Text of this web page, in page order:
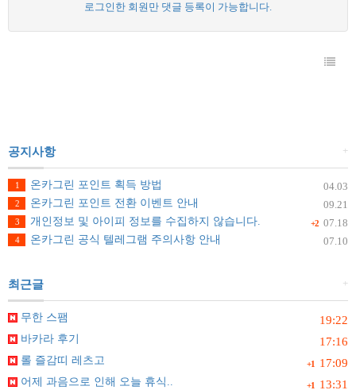
로그인한 회원만 댓글 등록이 가능합니다.
+
공지사항
04.03
1
온카그린 포인트 획득 방법
09.21
2 온카그린 포인트 전환 이벤트 안내
+2 07.18
3
개인정보 및 아이피 정보를 수집하지 않습니다.
07.10
4 온카그린 공식 텔레그램 주의사항 안내
+
최근글
19:22
무한 스팸
17:16
바카라 후기
+1 17:09
롤 즐감띠 레츠고
+1 13:31
어제 과음으로 인해 오늘 휴식..